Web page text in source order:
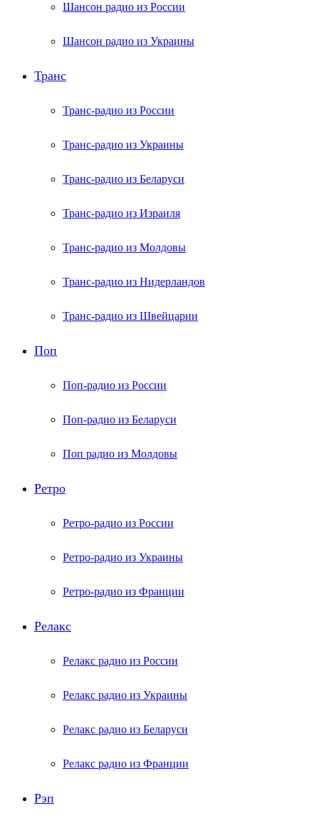
Шансон радио из России
Шансон радио из Украины
Транс
Транс-радио из России
Транс-радио из Украины
Транс-радио из Беларуси
Транс-радио из Израиля
Транс-радио из Молдовы
Транс-радио из Нидерландов
Транс-радио из Швейцарии
Поп
Поп-радио из России
Поп-радио из Беларуси
Поп радио из Молдовы
Ретро
Ретро-радио из России
Ретро-радио из Украины
Ретро-радио из Франции
Релакс
Релакс радио из России
Релакс радио из Украины
Релакс радио из Беларуси
Релакс радио из Франции
Рэп